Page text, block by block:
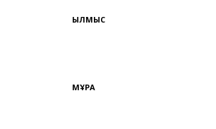
ҚЫЛМЫС
МҰРА